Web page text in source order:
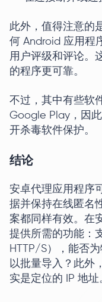
此外，值得注意的
何 Android 应用程
用户评级和评论。
的程序更可靠。
不过，其中有些软
Google Play，因
开杀毒软件保护。
结论
安卓代理应用程序
据并保持在线匿名
案都同样有效。在
提供所需的功能：
HTTP/S），能否
以批量导入？此外
实是定位的 IP 地址